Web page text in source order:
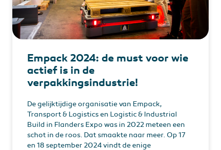
Empack 2024: de must voor wie
actief is in de
verpakkingsindustrie!
De gelijktijdige organisatie van Empack,
Transport & Logistics en Logistic & Industrial
Build in Flanders Expo was in 2022 meteen een
schot in de roos. Dat smaakte naar meer. Op 17
en 18 september 2024 vindt de enige